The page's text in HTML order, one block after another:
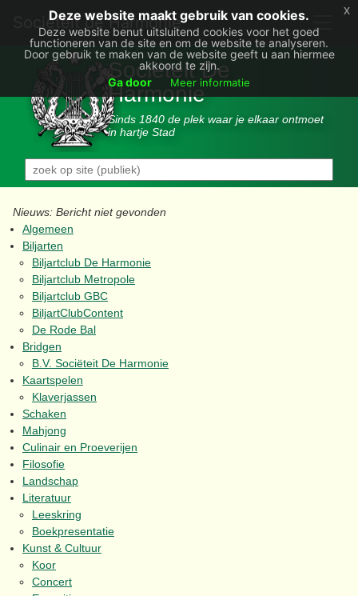
Deze website maakt gebruik van cookies.
Deze website benut uitsluitend cookies voor het goed
functioneren van de site en om de website te analyseren.
Door gebruik te maken van de website geeft u aan hiermee
akkoord te zijn.
Ga door
Meer informatie
x
Societëit de Harmonie
Sociëteit De
Harmonie
Sinds 1840 de plek waar je elkaar ontmoet
in hartje Stad
Nieuws: Bericht niet gevonden
Algemeen
Biljarten
Biljartclub De Harmonie
Biljartclub Metropole
Biljartclub GBC
BiljartClubContent
De Rode Bal
Bridgen
B.V. Sociëteit De Harmonie
Kaartspelen
Klaverjassen
Schaken
Mahjong
Culinair en Proeverijen
Filosofie
Landschap
Literatuur
Leeskring
Boekpresentatie
Kunst & Cultuur
Koor
Concert